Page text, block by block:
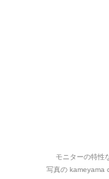
モニターの特性
写真の kameyama